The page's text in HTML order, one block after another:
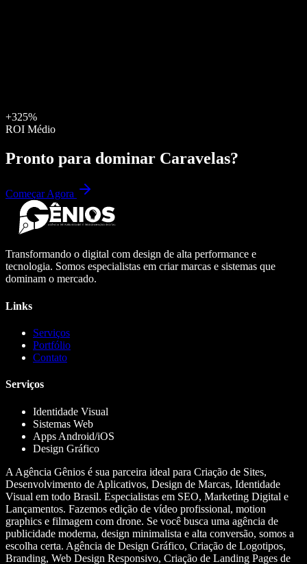
+325%
ROI Médio
Pronto para dominar Caravelas?
Começar Agora
Transformando o digital com design de alta performance e
tecnologia. Somos especialistas em criar marcas e sistemas que
dominam o mercado.
Links
Serviços
Portfólio
Contato
Serviços
Identidade Visual
Sistemas Web
Apps Android/iOS
Design Gráfico
A Agência Gênios é sua parceira ideal para Criação de Sites,
Desenvolvimento de Aplicativos, Design de Marcas, Identidade
Visual em todo Brasil. Especialistas em SEO, Marketing Digital e
Lançamentos. Fazemos edição de vídeo profissional, motion
graphics e filmagem com drone. Se você busca uma agência de
publicidade moderna, design minimalista e alta conversão, somos a
escolha certa. Agência de Design Gráfico, Criação de Logotipos,
Branding, Web Design Responsivo, Criação de Landing Pages de